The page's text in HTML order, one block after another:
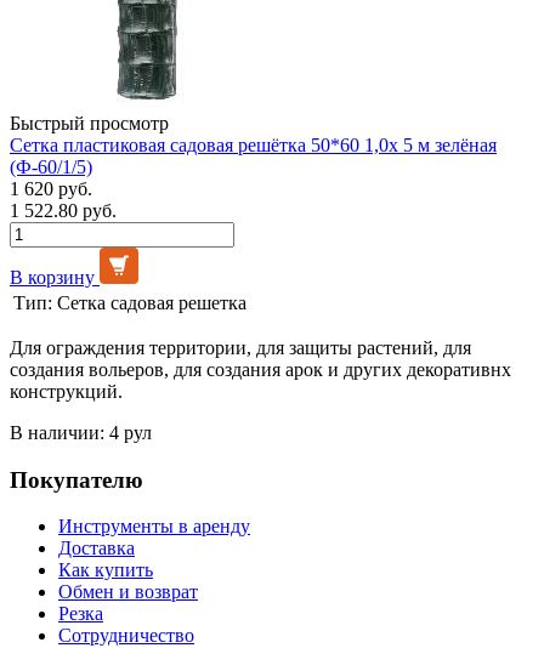
Быстрый просмотр
Сетка пластиковая садовая решётка 50*60 1,0х 5 м зелёная
(Ф-60/1/5)
1 620 руб.
1 522.80 руб.
В корзину
Тип: Сетка садовая решетка
Для ограждения территории, для защиты растений, для
создания вольеров, для создания арок и других декоративнх
конструкций.
В наличии: 4 рул
Покупателю
Инструменты в аренду
Доставка
Как купить
Обмен и возврат
Резка
Сотрудничество